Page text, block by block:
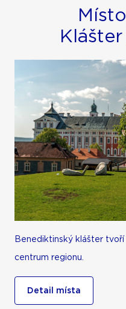
Benediktinský klášter
centrum regionu.
Detail místa